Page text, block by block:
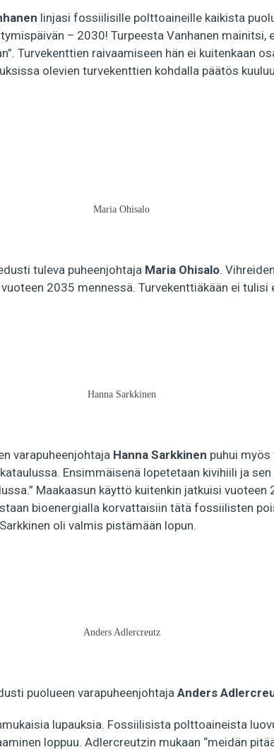
linjasi fossiilisille polttoaineille kaikista
– 2030! Turpeesta Vanhanen mainitsi,
Turvekenttien raivaamiseen hän ei kuitenkaan
olevien turvekenttien kohdalla päätös
Maria Ohisalo
tuleva puheenjohtaja Maria Ohisalo.
2035 mennessä. Turvekenttiäkään ei tulisi
Hanna Sarkkinen
varapuheenjohtaja Hanna Sarkkinen puhui
Ensimmäisenä lopetetaan kivihiili ja sen
Maakaasun käyttö kuitenkin jatkuisi vuoteen
bioenergialla korvattaisiin tätä fossiilisten
oli valmis pistämään lopun.
Anders Adlercreutz
puolueen varapuheenjohtaja Anders
lupauksia. Fossiilisista polttoaineista
loppuu. Adlercreutzin mukaan “meidän